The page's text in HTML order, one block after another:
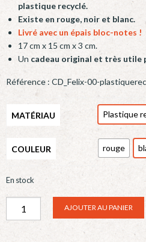
plastique recyclé.
Existe en rouge, noir et blanc.
Livré avec un épais bloc-notes !
17 cm x 15 cm x 3 cm.
Un cadeau original et très utile
Référence : CD_Felix-00-
MATÉRIAU Plastique
COULEUR rouge
En stock
quantité
de
AJOUTER AU PANIER